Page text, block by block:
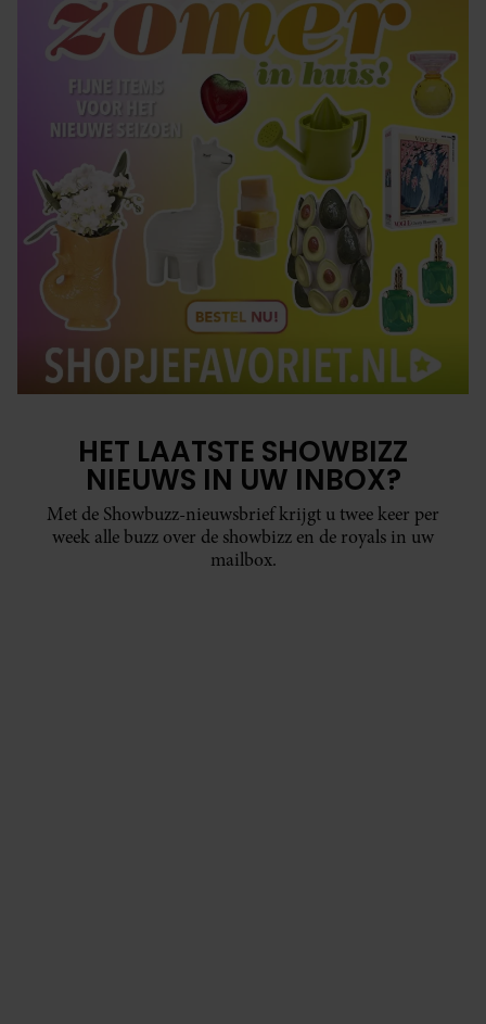
HET LAATSTE SHOWBIZZ
NIEUWS IN UW INBOX?
Met de Showbuzz-nieuwsbrief krijgt u twee keer per
week alle buzz over de showbizz en de royals in uw
mailbox.